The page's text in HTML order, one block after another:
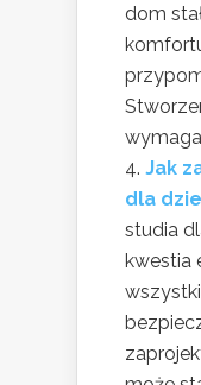
dom
Jak
dla
studia
kwestia